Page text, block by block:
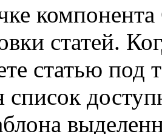
статей.
статью под
список